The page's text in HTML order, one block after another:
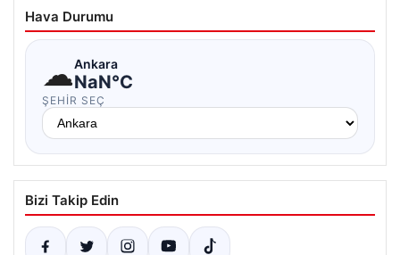
Hava Durumu
☁Ankara
NaN°C
ŞEHIR SEÇ
Bizi Takip Edin